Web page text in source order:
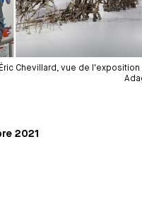
Chevillard, vue de
2021